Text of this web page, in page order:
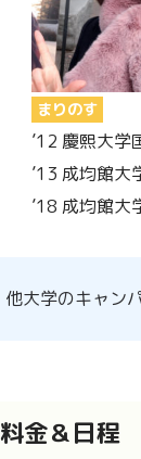
まりのす
’12 慶熙大学
’13 成均館大
’18 成均館大
他大学のキャン
料金＆日程